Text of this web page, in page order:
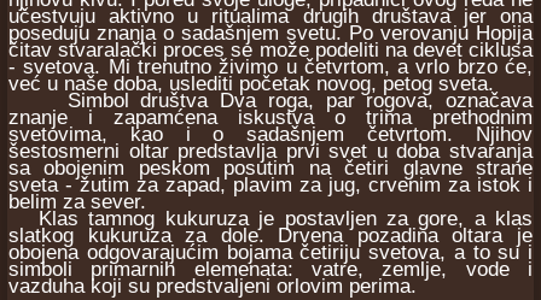
učestvuju aktivno u ritualima drugih društava jer ona
poseduju znanja o sadašnjem svetu. Po verovanju Hopija
čitav stvaralački proces se može podeliti na devet ciklusa
- svetova. Mi trenutno živimo u četvrtom, a vrlo brzo će,
već u naše doba, uslediti početak novog, petog sveta.
Simbol društva Dva roga, par rogova, označava
znanje i zapamćena iskustva o trima prethodnim
svetovima, kao i o sadašnjem četvrtom. Njihov
šestosmerni oltar predstavlja prvi svet u doba stvaranja
sa obojenim peskom posutim na četiri glavne strane
sveta - žutim za zapad, plavim za jug, crvenim za istok i
belim za sever.
Klas tamnog kukuruza je postavljen za gore, a klas
slatkog kukuruza za dole. Drvena pozadina oltara je
obojena odgovarajućim bojama četiriju svetova, a to su i
simboli primarnih elemenata: vatre, zemlje, vode i
vazduha koji su predstvaljeni orlovim perima.